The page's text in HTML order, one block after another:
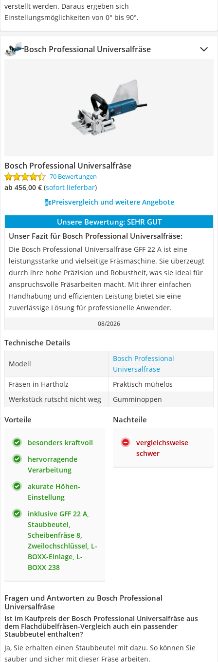
verstellt werden. Daraus ergeben sich
Einstellungsmöglichkeiten von 0° bis 90°.
Bosch Professional Universalfräse
Bosch Professional Universalfräse
70 Bewertungen
ab 456,00 € ( Sofort lieferbar)
Preisvergleich und weitere Angebote
Unsere Bewertung: SEHR GUT
Unser Fazit für Bosch Professional Universalfräse:
Die Bosch Professional Universalfräse GFF 22 A ist eine
leistungsstarke und vielseitige Fräsmaschine. Sie überzeugt
durch ihre hohe Präzision und Robustheit, was sie ideal für
anspruchsvolle Fräsarbeiten macht. Mit ihrer einfachen
Handhabung und effizienten Leistung bietet sie eine
zuverlässige Lösung für professionelle Anwender.
08/2026
Technische Details
Modell
Bosch Professional
Universalfräse
Fräsen in Hartholz
Praktisch mühelos
Werkstück rutscht nicht weg
Gumminoppen
Vorteile
besonders kraftvoll
hervorragende
Verarbeitung
akurate Höhen-
Einstellung
inklusive GFF 22 A,
Staubbeutel,
Scheibenfräse 8,
Zweilochschlüssel, L-
BOXX-Einlage, L-
BOXX 238
Nachteile
vergleichsweise
schwer
Fragen und Antworten zu Bosch Professional
Universalfräse
Ist im Kaufpreis der Bosch Professional Universalfräse aus
dem Flachdübelfräsen-Vergleich auch ein passender
Staubbeutel enthalten?
Ja, Sie erhalten einen Staubbeutel mit dazu. So können Sie
sauber und sicher mit dieser Fräse arbeiten.